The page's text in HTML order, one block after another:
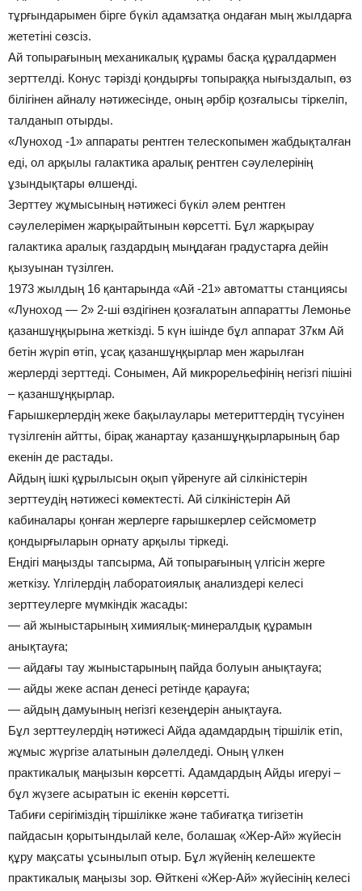
тұрғындарымен бірге бүкіл адамзатқа ондаған мың жылдарға
жететіні сөзсіз.
Ай топырағының механикалық құрамы басқа құралдармен
зерттелді. Конус тәрізді қондырғы топыраққа нығыздалып, өз
білігінен айналу нәтижесінде, оның әрбір қозғалысы тіркеліп,
талданып отырды.
«Луноход -1» аппараты рентген телескопымен жабдықталған
еді, ол арқылы галактика аралық рентген сәулелерінің
ұзындықтары өлшенді.
Зерттеу жұмысының нәтижесі бүкіл әлем рентген
сәулелерімен жарқырайтынын көрсетті. Бұл жарқырау
галактика аралық газдардың мыңдаған градустарға дейін
қызуынан түзілген.
1973 жылдың 16 қантарында «Ай -21» автоматты станциясы
«Луноход — 2» 2-ші өздігінен қозғалатын аппаратты Лемонье
қазаншұңқырына жеткізді. 5 күн ішінде бұл аппарат 37км Ай
бетін жүріп өтіп, ұсақ қазаншұңқырлар мен жарылған
жерлерді зерттеді. Сонымен, Ай микрорельефінің негізгі пішіні
– қазаншұңқырлар.
Ғарышкерлердің жеке бақылаулары метериттердің түсуінен
түзілгенін айтты, бірақ жанартау қазаншұңқырларының бар
екенін де растады.
Айдың ішкі құрылысын оқып үйренуге ай сілкіністерін
зерттеудің нәтижесі көмектесті. Ай сілкіністерін Ай
кабиналары қонған жерлерге ғарышкерлер сейсмометр
қондырғыларын орнату арқылы тіркеді.
Ендігі маңызды тапсырма, Ай топырағының үлгісін жерге
жеткізу. Үлгілердің лаборатоиялық анализдері келесі
зерттеулерге мүмкіндік жасады:
— ай жыныстарының химиялық-минералдық құрамын
анықтауға;
— айдағы тау жыныстарының пайда болуын анықтауға;
— айды жеке аспан денесі ретінде қарауға;
— айдың дамуының негізгі кезеңдерін анықтауға.
Бұл зерттеулердің нәтижесі Айда адамдардың тіршілік етіп,
жұмыс жүргізе алатынын дәлелдеді. Оның үлкен
практикалық маңызын көрсетті. Адамдардың Айды игеруі –
бұл жүзеге асыратын іс екенін көрсетті.
Табиғи серігіміздің тіршілікке және табиғатқа тигізетін
пайдасын қорытындылай келе, болашақ «Жер-Ай» жүйесін
құру мақсаты ұсынылып отыр. Бұл жүйенің келешекте
практикалық маңызы зор. Өйткені «Жер-Ай» жүйесінің келесі